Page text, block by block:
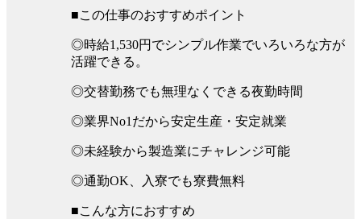
■この仕事のおすすめポイント
◎時給1,530円でシンプル作業でいろいろな方が
活躍できる。
◎交替勤務でも無理なくできる夜勤時間
◎業界No1だから安定生産・安定就業
◎未経験から製造業にチャレンジ可能
◎通勤OK、入寮でも寮費無料
■こんな方におすすめ